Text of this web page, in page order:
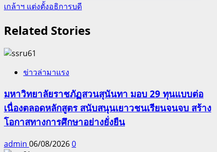
เกล้าฯ แต่งตั้งอธิการบดี
Related Stories
ข่าวล่ามาแรง
มหาวิทยาลัยราชภัฏสวนสุนันทา มอบ 29 ทุนแบบต่อ
เนื่องตลอดหลักสูตร สนับสนุนเยาวชนเรียนจนจบ สร้าง
โอกาสทางการศึกษาอย่างยั่งยืน
admin 06/08/20260